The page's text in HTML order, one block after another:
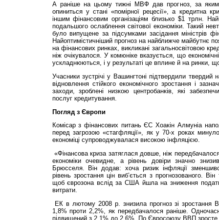
А раніше на цьому тижні МВФ дав прогноз, за
опиниться у стані «помірної рецесії», а кредитна
іншим фінансовим організаціям близько $1 трлн.
подальшого ослаблення світової економіки. Такий
було випущене за підсумками засідання міністрів
Найоптимістичніший прогноз на найближче майбутнє
на фінансових ринках, викликані загальносвітовою
ніж очікувалося. У комюніке вказується, що
ускладнюються, і у результаті це вплине й на ринки,
Учасники зустрічі у Вашингтоні підтвердили твердий
відновлення стійкого економічного зростання і
заходи, зроблені низкою центробанків, які
послуг кредитування.
Погляд з Європи
Комісар з фінансових питань ЄС Хоакін Алмуніа
перед загрозою «стагфляції», як у 70-х роках
економіці супроводжувалася високою інфляцією.
«Фінансова криза затяглася довше, ніж
економіки очевидне, а рівень довіри значно
Брюсселя. Він додав: хоча ризик інфляції
рівень зростання цін виб’ється з прогнозованого.
щоб єврозона вслід за США йшла на зниження
витрати.
ЕК в лютому 2008 р. знизила прогноз зі зростання
1,8% проти 2,2%, як передбачалося раніше.
підвищений з 2,1% до 2,6%. По Євросоюзу ВВП зросте